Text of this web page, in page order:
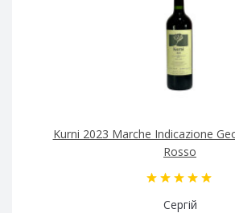
Kurni 2023 Marche Indicazione
Rosso
Сергій